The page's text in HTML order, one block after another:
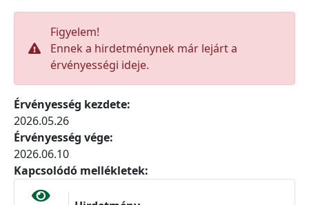
Figyelem!
Ennek a hirdetménynek már lejárt a
érvényességi ideje.
Érvényesség kezdete:
2026.05.26
Érvényesség vége:
2026.06.10
Kapcsolódó mellékletek: